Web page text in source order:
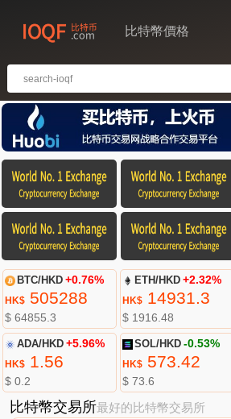
比特幣價格
BTC/HKD +0.76%
HK$505288
$ 64855.3
ETH/HKD +2.32%
HK$ 14931.3
$ 1916.48
ADA/HKD +5.96%
HK$1.56
$ 0.2
SOL/HKD -0.53%
HK$ 573.42
$ 73.6
比特幣交易所最好的比特幣交易所